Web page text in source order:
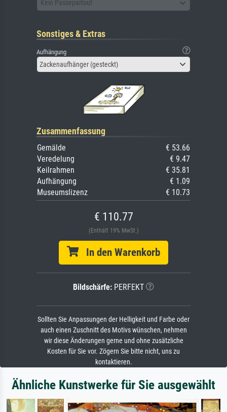
Kein Passepartout
Sonstiges & Extras
Aufhängung
Zackenaufhänger (gesteckt)
Zusammenfassung
Gemälde
€ 53.66
Veredelung
€ 9.47
Keilrahmen
€ 35.81
Aufhängung
€ 1.09
Museumslizenz
€ 10.73
€ 110.77
(Enthält 19% MwSt.)
In den Warenkorb
Bildschärfe: PERFEKT
Sollten Sie Anpassungen der Helligkeit und Farbe oder
auch einen Zuschnitt des Motivs wünschen, nehmen
wir diese Änderungen gerne und ohne zusätzliche
Kosten für Sie vor. Zögern Sie bitte nicht, uns zu
kontaktieren.
Ähnliche Kunstwerke für Sie ausgewählt